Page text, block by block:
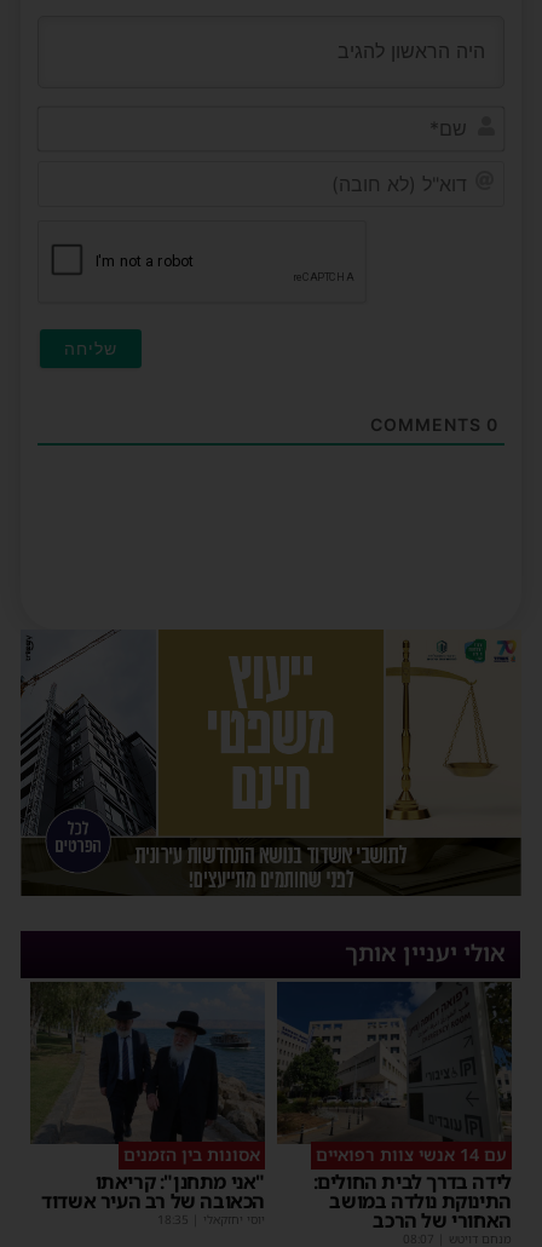
0
אולי יעניין אותך
עם 14 אנשי צוות רפואיים
לידה בדרך לבית החולים:
התינוקת נולדה במושב
האחורי של הרכב
מנחם דויטש 08:07
אסונות בין הזמנים
"אני מתחנן": קריאתו
הכאובה של רב העיר אשדוד
יוסי יחזקאלי 18:35